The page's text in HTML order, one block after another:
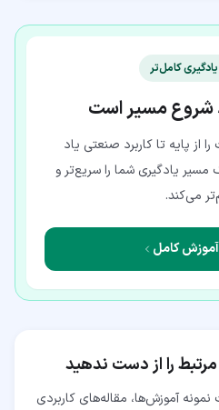
کامل‌تر
شروع مسیر است
از پایه تا کاربرد صنعتی یاد
مسیر یادگیری شما را سریع‌تر و
می‌کند.
کامل
را از دست ندهید
آموزش‌ها، مقاله‌های کاربردی